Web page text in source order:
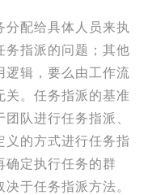
配给具体人员来执
务指派的问题；其他
逻辑，要么由工作流
关。任务指派的基准
队进行任务指派、
义的方式进行任务指
确定执行任务的群
于任务指派方法。